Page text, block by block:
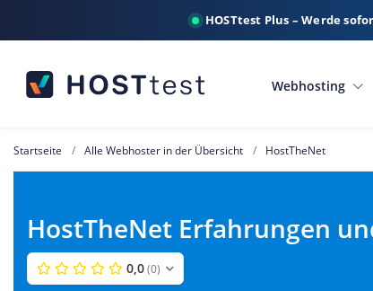
HOSTtest Plus – Werde
Webhosting
Startseite Alle Webhoster in der Übersicht HostTheNet
HostTheNet Erfahrungen
0,0 (0)